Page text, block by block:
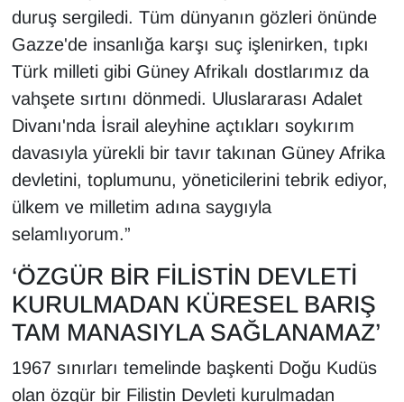
duruş sergiledi. Tüm dünyanın gözleri önünde
Gazze'de insanlığa karşı suç işlenirken, tıpkı
Türk milleti gibi Güney Afrikalı dostlarımız da
vahşete sırtını dönmedi. Uluslararası Adalet
Divanı'nda İsrail aleyhine açtıkları soykırım
davasıyla yürekli bir tavır takınan Güney Afrika
devletini, toplumunu, yöneticilerini tebrik ediyor,
ülkem ve milletim adına saygıyla
selamlıyorum.”
‘ÖZGÜR BİR FİLİSTİN DEVLETİ
KURULMADAN KÜRESEL BARIŞ
TAM MANASIYLA SAĞLANAMAZ’
1967 sınırları temelinde başkenti Doğu Kudüs
olan özgür bir Filistin Devleti kurulmadan